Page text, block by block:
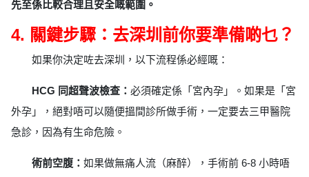
先至係比較合理且安全嘅範圍。
4. 關鍵步驟：去深圳前你要準備啲乜？
如果你決定咗去深圳，以下流程係必經嘅：
HCG 同超聲波檢查： 必須確定係「宮內孕」。如果是「宮
外孕」，絕對唔可以隨便搵間診所做手術，一定要去三甲醫院
急診，因為有生命危險。
術前空腹： 如果做無痛人流（麻醉），手術前 6-8 小時唔